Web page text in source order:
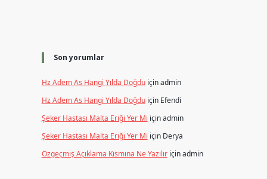
Son yorumlar
Hz Adem As Hangi Yılda Doğduiçinadmin
Hz Adem As Hangi Yılda Doğduiçin Efendi
Şeker Hastası Malta Eriği Yer Mi içinadmin
Şeker Hastası Malta Eriği Yer Mi için Derya
Özgeçmiş Açıklama Kısmına Ne Yazılıriçinadmin